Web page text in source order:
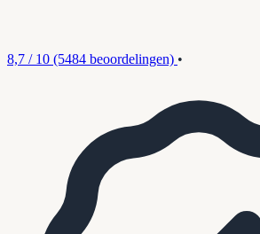
8,7 / 10 (5484 beoordelingen) •